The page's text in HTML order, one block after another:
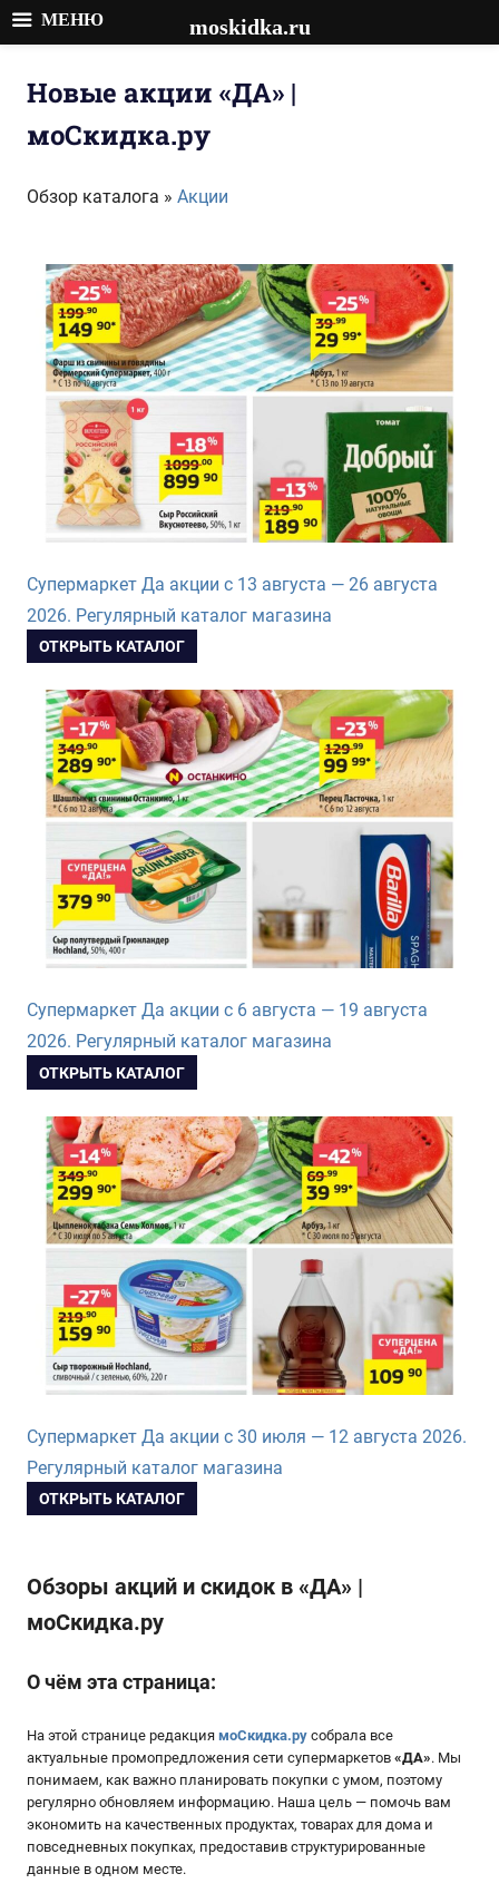
Новые акции «ДА» |
моСкидка.ру
Обзор каталога » Акции
Супермаркет Да акции с 13 августа — 26 августа
2026. Регулярный каталог магазина
ОТКРЫТЬ КАТАЛОГ
Супермаркет Да акции с 6 августа — 19 августа
2026. Регулярный каталог магазина
ОТКРЫТЬ КАТАЛОГ
Супермаркет Да акции с 30 июля — 12 августа 2026.
Регулярный каталог магазина
ОТКРЫТЬ КАТАЛОГ
Обзоры акций и скидок в «ДА» |
моСкидка.ру
О чём эта страница:
На этой странице редакция моСкидка.ру собрала все
актуальные промопредложения сети супермаркетов «ДА». Мы
понимаем, как важно планировать покупки с умом, поэтому
регулярно обновляем информацию. Наша цель — помочь вам
экономить на качественных продуктах, товарах для дома и
повседневных покупках, предоставив структурированные
данные в одном месте.
МЕНЮ moskidka.ru